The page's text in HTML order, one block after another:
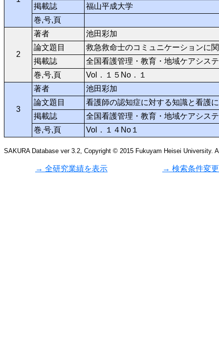
掲載誌
福山平成大学
巻,号,頁
2
著者
池田彩加
論文題目
救急救命士のコミュニケーションに
掲載誌
全国看護管理・教育・地域ケアシス
巻,号,頁
Vol．１５No．１
3
著者
池田彩加
論文題目
看護師の認知症に対する知識と看護
掲載誌
全国看護管理・教育・地域ケアシス
巻,号,頁
Vol．１４No１
SAKURA Database ver 3.2, Copyright © 2015 Fukuyam Heisei University.
→ 全研究業績を表示 → 検索条件変更